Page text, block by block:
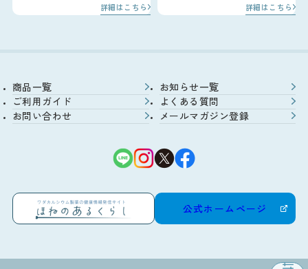
詳細はこちら 詳細はこちら
商品一覧
お知らせ一覧
ご利用ガイド
よくある質問
お問い合わせ
メールマガジン登録
公式ホームページ